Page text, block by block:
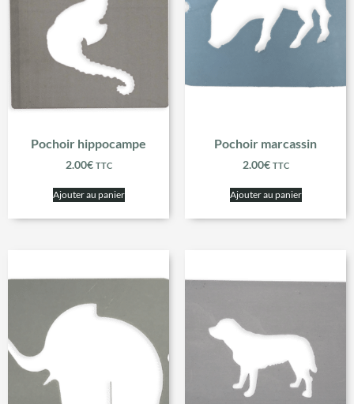
Pochoir hippocampe
2.00€ TTC
Ajouter au panier
Pochoir marcassin
2.00€ TTC
Ajouter au panier